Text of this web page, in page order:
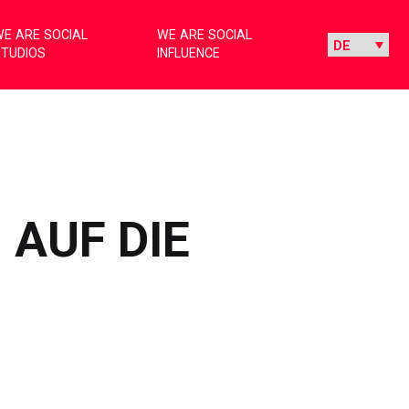
ARE SOCIAL
WE ARE SOCIAL
INFLUENCE
DIE